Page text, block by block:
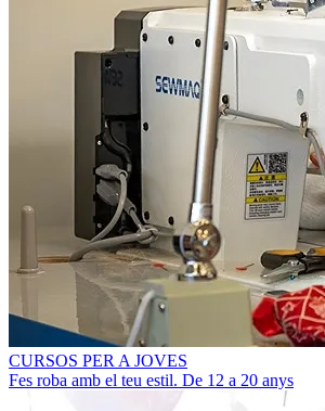
CURSOS PER A JOVES
Fes roba amb el teu estil. De 12 a 20 anys